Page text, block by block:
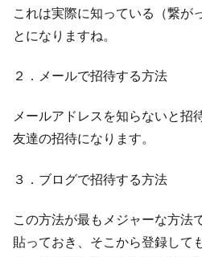
これは実際に知っている（繋が
とになりますね。
２．メールで招待する方法
メールアドレスを知らないと招
友達の招待になります。
３．ブログで招待する方法
この方法が最もメジャーな方法
貼っておき、そこから登録して